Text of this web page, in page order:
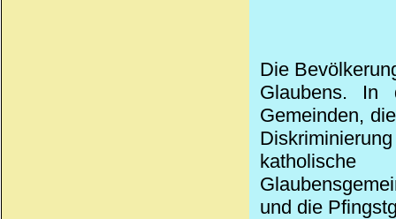
Die
Glaubens.
Gemeinden,
und die